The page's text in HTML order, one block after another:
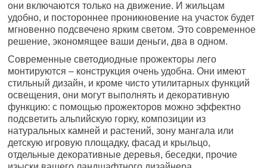
они включаются только на движение. И жильцам
удобно, и постороннее проникновение на участок будет
мгновенно подсвечено ярким светом. Это современное
решение, экономящее ваши деньги, два в одном.
Современные светодиодные прожекторы лего
монтируются – конструкция очень удобна. Они имеют
стильный дизайн, и кроме чисто утилитарных функций
освещения, они могут выполнять и декоративную
функцию: с помощью прожекторов можно эффектно
подсветить альпийскую горку, композиции из
натуральных камней и растений, зону мангала или
детскую игровую площадку, фасад и крыльцо,
отдельные декоративные деревья, беседки, прочие